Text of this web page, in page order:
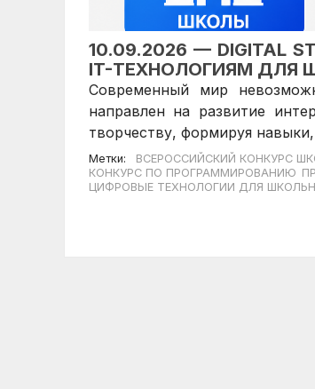
10.09.2026 — DIGITAL
IT-ТЕХНОЛОГИЯМ ДЛЯ
Современный мир
направлен на развитие
творчеству, формируя
Метки: ВСЕРОССИЙСКИЙ КОНКУРС
КОНКУРС ПО ПРОГРАММИРОВАНИЮ
ЦИФРОВЫЕ ТЕХНОЛОГИИ ДЛЯ